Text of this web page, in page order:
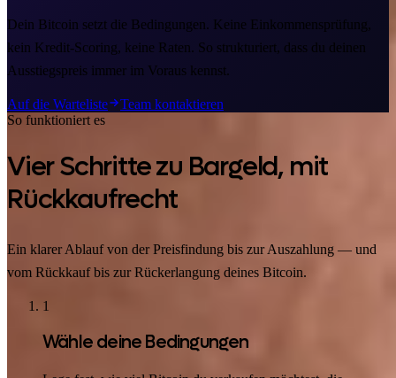
Dein Bitcoin setzt die Bedingungen. Keine Einkommensprüfung,
kein Kredit-Scoring, keine Raten. So strukturiert, dass du deinen
Ausstiegspreis immer im Voraus kennst.
Auf die Warteliste
Team kontaktieren
So funktioniert es
Vier Schritte zu Bargeld, mit
Rückkaufrecht
Ein klarer Ablauf von der Preisfindung bis zur Auszahlung — und
vom Rückkauf bis zur Rückerlangung deines Bitcoin.
1
Wähle deine Bedingungen